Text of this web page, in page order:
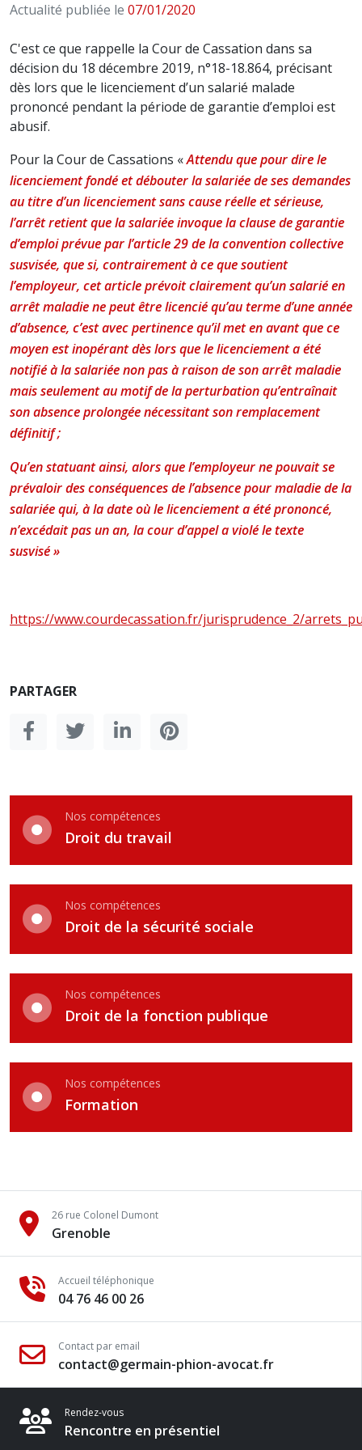
Actualité publiée le 07/01/2020
C'est ce que rappelle la Cour de Cassation dans sa
décision du 18 décembre 2019, n°18-18.864, précisant
dès lors que le licenciement d’un salarié malade
prononcé pendant la période de garantie d’emploi est
abusif.
Pour la Cour de Cassations «Attendu que pour dire le
licenciement fondé et débouter la salariée de ses demandes
au titre d’un licenciement sans cause réelle et sérieuse,
l’arrêt retient que la salariée invoque la clause de garantie
d’emploi prévue par l’article 29 de la convention collective
susvisée, que si, contrairement à ce que soutient
l’employeur, cet article prévoit clairement qu’un salarié en
arrêt maladie ne peut être licencié qu’au terme d’une année
d’absence, c’est avec pertinence qu’il met en avant que ce
moyen est inopérant dès lors que le licenciement a été
notifié à la salariée non pas à raison de son arrêt maladie
mais seulement au motif de la perturbation qu’entraînait
son absence prolongée nécessitant son remplacement
définitif ;
Qu’en statuant ainsi, alors que l’employeur ne pouvait se
prévaloir des conséquences de l’absence pour maladie de la
salariée qui, à la date où le licenciement a été prononcé,
n’excédait pas un an, la cour d’appel a violé le texte
susvisé »
https://www.courdecassation.fr/jurisprudence_2/
PARTAGER
Nos compétences
Droit du travail
Nos compétences
Droit de la sécurité sociale
Nos compétences
Droit de la fonction publique
Nos compétences
Formation
26 rue Colonel Dumont
Grenoble
Accueil téléphonique
04 76 46 00 26
Contact par email
contact@germain-phion-avocat.fr
Rendez-vous
Rencontre en présentiel